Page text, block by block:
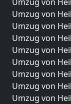
Umzug von
Umzug von
Umzug von
Umzug von
Umzug von
Umzug von
Umzug von
Umzug von